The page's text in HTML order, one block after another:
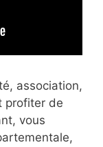
association,
profiter de
vous